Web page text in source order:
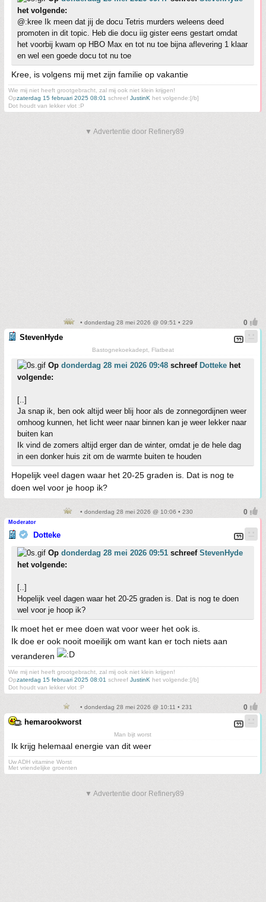
het volgende:
@:kree Ik meen dat jij de docu Tetris murders weleens deed
promoten in dit topic. Heb die docu iig gister eens gestart omdat
het voorbij kwam op HBO Max en tot nu toe bijna aflevering 1 klaar
en wel een goede docu tot nu toe
Kree, is volgens mij met zijn familie op vakantie
Wie mij niet heeft grootgebracht, zal mij ook niet klein krijgen!
Opzaterdag 15 februari 2025 08:01 schreef JustinK het volgende:[/b]
Dot houdt van lekker vlot :P
▼ Advertentie door Refinery89
• donderdag 28 mei 2026 @ 09:51 • 229
StevenHyde
Bastognekoekadept, Flatbeat
Op donderdag 28 mei 2026 09:48 schreef Dotteke het
volgende:
[..]
Ja snap ik, ben ook altijd weer blij hoor als de zonnegordijnen weer
omhoog kunnen, het licht weer naar binnen kan je weer lekker naar
buiten kan
Ik vind de zomers altijd erger dan de winter, omdat je de hele dag
in een donker huis zit om de warmte buiten te houden
Hopelijk veel dagen waar het 20-25 graden is. Dat is nog te
doen wel voor je hoop ik?
• donderdag 28 mei 2026 @ 10:06 • 230
Moderator
Dotteke
Op donderdag 28 mei 2026 09:51 schreef StevenHyde
het volgende:
[..]
Hopelijk veel dagen waar het 20-25 graden is. Dat is nog te doen
wel voor je hoop ik?
Ik moet het er mee doen wat voor weer het ook is.
Ik doe er ook nooit moeilijk om want kan er toch niets aan
veranderen
Wie mij niet heeft grootgebracht, zal mij ook niet klein krijgen!
Opzaterdag 15 februari 2025 08:01 schreef JustinK het volgende:[/b]
Dot houdt van lekker vlot :P
• donderdag 28 mei 2026 @ 10:11 • 231
hemarookworst
Man bijt worst
Ik krijg helemaal energie van dit weer
Uw ADH vitamine Worst
Met vriendelijke groenten
▼ Advertentie door Refinery89